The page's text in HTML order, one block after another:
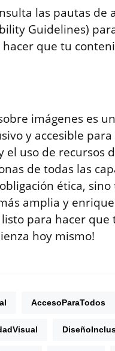
las pautas de
Guidelines)
que tu
imágenes es
y accesible
el uso de recursos
de todas las
ética,
amplia y
para hacer
hoy mismo!
AccesoParaTodos